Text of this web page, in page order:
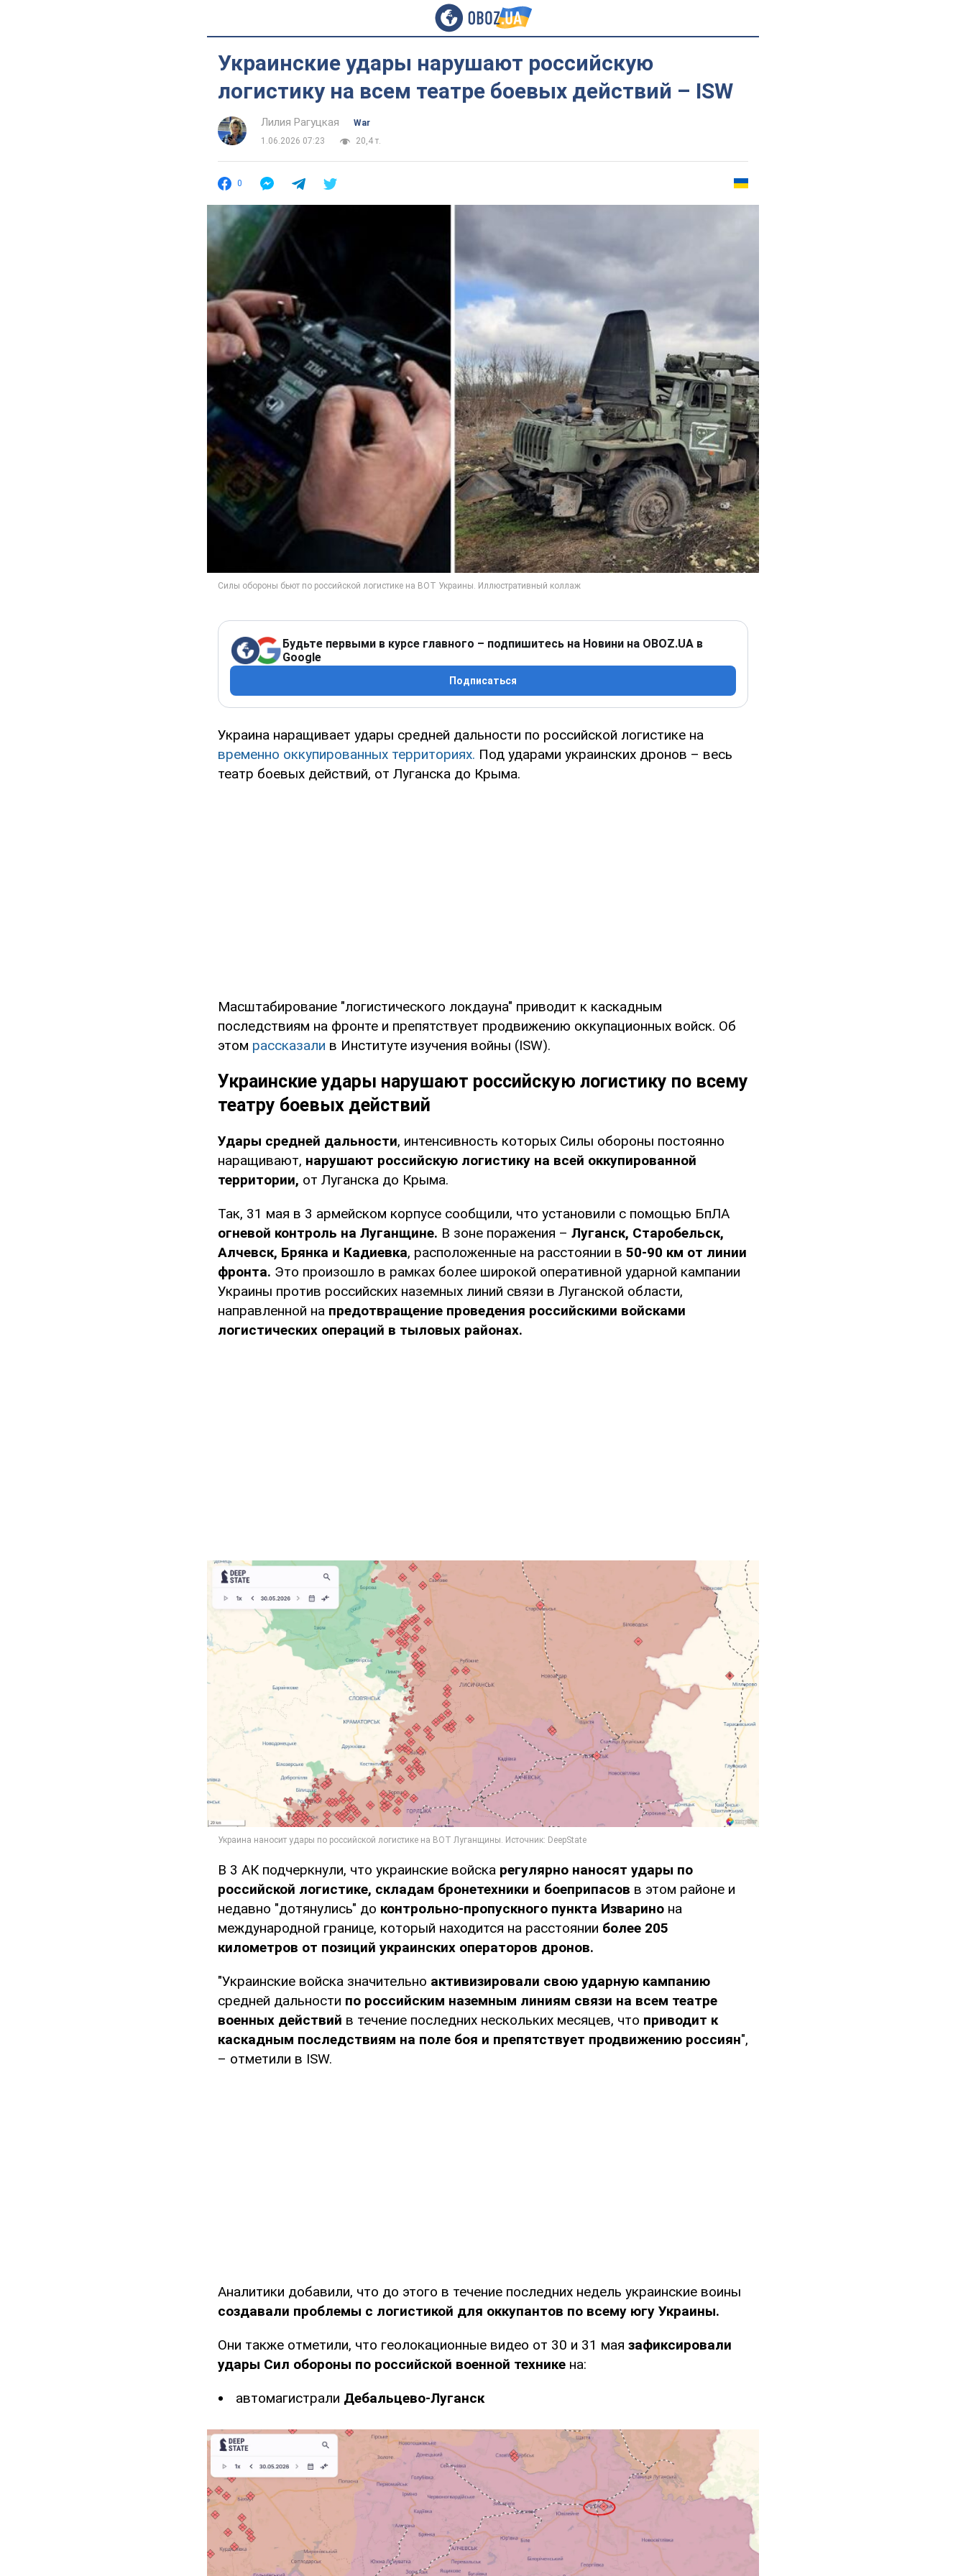
Украинские удары нарушают российскую
логистику на всем театре боевых действий – ISW
Лилия Рагуцкая
War
1.06.2026 07:23
20,4 т.
0
Будьте первыми в курсе главного – подпишитесь на Новини на OBOZ.UA в
Google
Подписаться
Украина наращивает удары средней дальности по российской логистике на
временно оккупированных территориях. Под ударами украинских дронов – весь
театр боевых действий, от Луганска до Крыма.
Масштабирование "логистического локдауна" приводит к каскадным
последствиям на фронте и препятствует продвижению оккупационных войск. Об
этом рассказали в Институте изучения войны (ISW).
Украинские удары нарушают российскую логистику по всему
театру боевых действий
Удары средней дальности, интенсивность которых Силы обороны постоянно
наращивают, нарушают российскую логистику на всей оккупированной
территории, от Луганска до Крыма.
Так, 31 мая в 3 армейском корпусе сообщили, что установили с помощью БпЛА
огневой контроль на Луганщине. В зоне поражения – Луганск, Старобельск,
Алчевск, Брянка и Кадиевка, расположенные на расстоянии в 50-90 км от линии
фронта. Это произошло в рамках более широкой оперативной ударной кампании
Украины против российских наземных линий связи в Луганской области,
направленной на предотвращение проведения российскими войсками
логистических операций в тыловых районах.
В 3 АК подчеркнули, что украинские войска регулярно наносят удары по
российской логистике, складам бронетехники и боеприпасов в этом районе и
недавно "дотянулись" до контрольно-пропускного пункта Изварино на
международной границе, который находится на расстоянии более 205
километров от позиций украинских операторов дронов.
"Украинские войска значительно активизировали свою ударную кампанию
средней дальности по российским наземным линиям связи на всем театре
военных действий в течение последних нескольких месяцев, что приводит к
каскадным последствиям на поле боя и препятствует продвижению россиян",
– отметили в ISW.
Аналитики добавили, что до этого в течение последних недель украинские воины
создавали проблемы с логистикой для оккупантов по всему югу Украины.
Они также отметили, что геолокационные видео от 30 и 31 мая зафиксировали
удары Сил обороны по российской военной технике на:
автомагистрали Дебальцево-Луганск